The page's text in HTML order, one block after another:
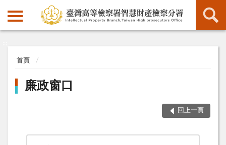
首頁
廉政窗口
回上一頁